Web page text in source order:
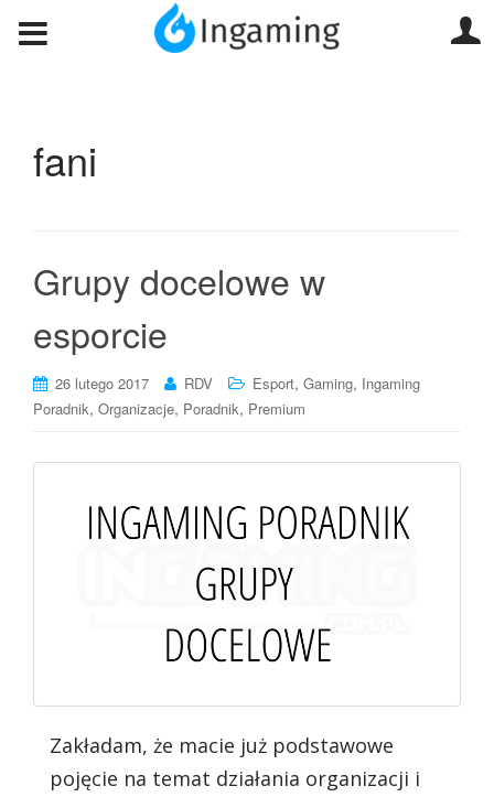
fani
Grupy docelowe w
esporcie
26 lutego 2017 RDV Esport, Gaming, Ingaming
Poradnik, Organizacje, Poradnik, Premium
Zakładam, że macie już podstawowe
pojęcie na temat działania organizacji i